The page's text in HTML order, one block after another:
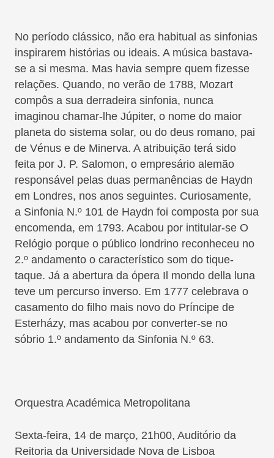
No período clássico, não era habitual as sinfonias
inspirarem histórias ou ideais. A música bastava-
se a si mesma. Mas havia sempre quem fizesse
relações. Quando, no verão de 1788, Mozart
compôs a sua derradeira sinfonia, nunca
imaginou chamar-lhe Júpiter, o nome do maior
planeta do sistema solar, ou do deus romano, pai
de Vénus e de Minerva. A atribuição terá sido
feita por J. P. Salomon, o empresário alemão
responsável pelas duas permanências de Haydn
em Londres, nos anos seguintes. Curiosamente,
a Sinfonia N.º 101 de Haydn foi composta por sua
encomenda, em 1793. Acabou por intitular-se O
Relógio porque o público londrino reconheceu no
2.º andamento o característico som do tique-
taque. Já a abertura da ópera Il mondo della luna
teve um percurso inverso. Em 1777 celebrava o
casamento do filho mais novo do Príncipe de
Esterházy, mas acabou por converter-se no
sóbrio 1.º andamento da Sinfonia N.º 63.
Orquestra Académica Metropolitana
Sexta-feira, 14 de março, 21h00, Auditório da
Reitoria da Universidade Nova de Lisboa